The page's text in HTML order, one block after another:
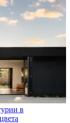
в